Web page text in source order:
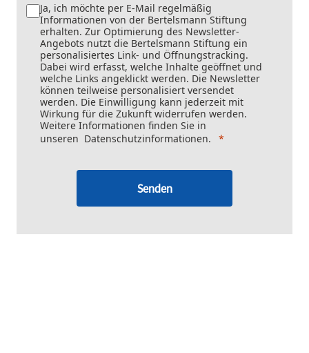
Ja, ich möchte per E-Mail regelmäßig
Informationen von der Bertelsmann Stiftung
erhalten. Zur Optimierung des Newsletter-
Angebots nutzt die Bertelsmann Stiftung ein
personalisiertes Link- und Öffnungstracking.
Dabei wird erfasst, welche Inhalte geöffnet und
welche Links angeklickt werden. Die Newsletter
können teilweise personalisiert versendet
werden. Die Einwilligung kann jederzeit mit
Wirkung für die Zukunft widerrufen werden.
Weitere Informationen finden Sie in
unseren Datenschutzinformationen.
Senden